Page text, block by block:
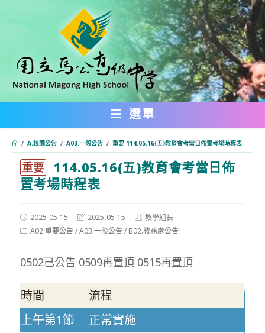
內
選單
/ A.校園公告 / A03.一般公告 / 重要 114.05.16(五)教育會考當日佈置考場時程表
重要
114.05.16(五)教育會考當日佈
置考場時程表
Post
published:
2025-05-15
Post
modified:
2025-05-15
Post
author:
教學組長
PostA02.重要公告/A03.一般公告/ B02.教務處公告
0502已公告 0509再置頂 0515再置頂
時間
流程
上午第1節
正常實施